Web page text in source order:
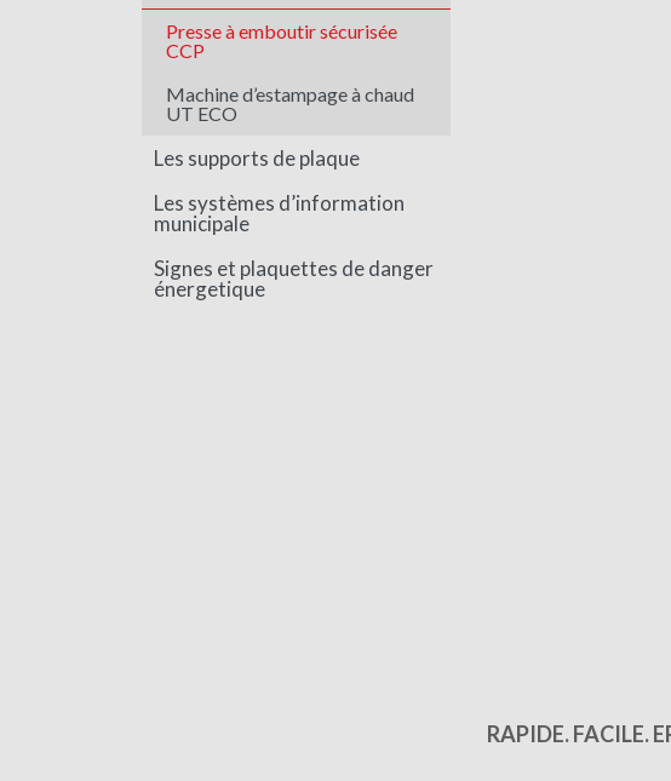
RAPIDE. FACILE.
Presse à emboutir sécurisée
CCP
Machine d’estampage à chaud
UT ECO
Les supports de plaque
Les systèmes d’information
municipale
Signes et plaquettes de danger
énergetique